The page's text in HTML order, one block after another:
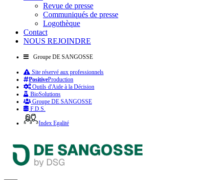
Revue de presse
Communiqués de presse
Logothèque
Contact
NOUS REJOINDRE
Groupe DE SANGOSSE
Site réservé aux professionnels
PositiveProduction
Outils d'Aide à la Décision
BioSolutions
Groupe DE SANGOSSE
F.D.S.
Index Egalité